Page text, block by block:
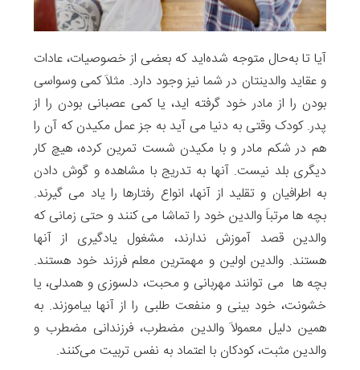
آیا تا ‌به‌حال متوجه شده‌اید که بعضی از خصوصیات، عادات
و عقاید والدینتان در شما نیز وجود دارد. مثلاَ کمی وسواسی
بودن را از مادر خود گرفته اید، یا کمی عصبانی بودن را از
پدر. کودک وقتی به دنیا می آید به جز عمل مکیدن که آن را
هم در شکم مادر و با مکیدن شست تمرین کرده، هیچ کار
دیگری بلد نیست. آنها به تدریج با مشاهده و گوش دادن
به اطرافیان و تقلید از آنها، انواع رفتارها را یاد می گیرند.
بچه ها مرتباَ والدین خود را تماشا می کنند و حتی زمانی که
والدین قصد آموزش ندارند، مشغول یادگیری از آنها
هستند. والدین اولین و مهمترین معلم فرزند خود هستند.
بچه ها می توانند مهربانی و محبت، دلسوزی و همدلی، یا
خشونت، خود بینی و منفعت طلبی را از آنها بیاموزند. به
همین دلیل معمولاَ والدین مضطرب، فرزندانی مضطرب و
والدین مثبت، کودکان با اعتماد به ‌نفس تربیت می‌کنند.